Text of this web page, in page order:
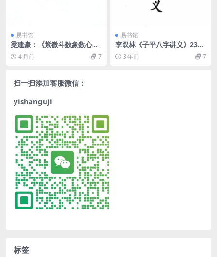
易书馆
梁建豪：《紫微斗数象数心
学》4 月前 7
易书馆
李双林《子平八字讲义》232
页 3 年前 7
扫一扫添加客服微信：
yishanguji
标签